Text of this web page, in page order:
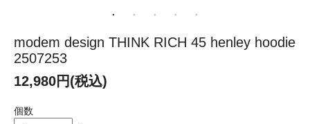
modem design THINK RICH 45 henley hoodie
2507253
12,980円(税込)
個数